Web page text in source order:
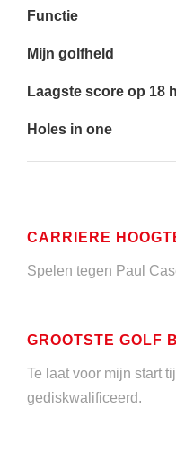
Functie
Mijn golfheld
Laagste score op 18
Holes in one
CARRIERE
Spelen tegen Paul
GROOTSTE GOLF
Te laat voor mijn start
gediskwalificeerd.